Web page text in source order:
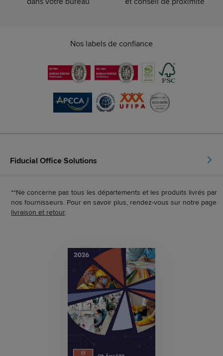
Nos labels de confiance
Fiducial Office Solutions
**Ne concerne pas tous les départements et les produits livrés par
nos fournisseurs. Pour en savoir plus, rendez-vous sur notre page
livraison et retour.